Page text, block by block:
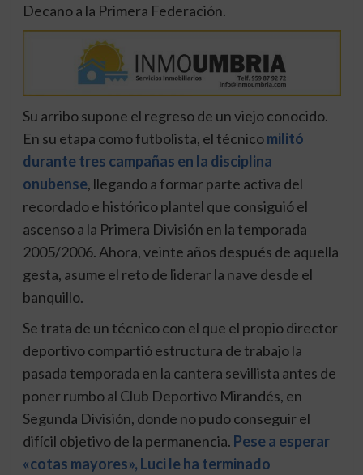
Decano a la Primera Federación.
Su arribo supone el regreso de un viejo conocido.
En su etapa como futbolista, el técnicomilitó
durante tres campañas en la disciplina
onubense, llegando a formar parte activa del
recordado e histórico plantel que consiguió el
ascenso a la Primera División en la temporada
2005/2006. Ahora, veinte años después de aquella
gesta, asume el reto de liderar la nave desde el
banquillo.
Se trata de un técnico con el que el propio director
deportivo compartió estructura de trabajo la
pasada temporada en la cantera sevillista antes de
poner rumbo al Club Deportivo Mirandés, en
Segunda División, donde no pudo conseguir el
difícil objetivo de la permanencia. Pese a esperar
«cotas mayores», Luci le ha terminado